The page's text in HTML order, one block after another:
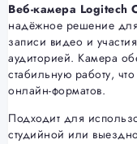
Веб-камера Logitech
надёжное решение
записи видео и
аудиторией. Камера
стабильную работу,
онлайн-форматов.
Подходит для
студийной или